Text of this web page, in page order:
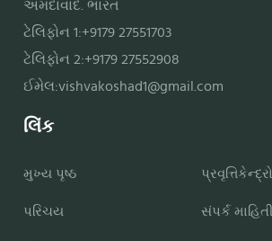
અમદાવાદ. ભારત
ટેલિફોન 1:+9179 27551703
ટેલિફોન 2:+9179 27552908
ઈમેલ:vishvakoshad1@gmail.com
લિંક
મુખ્ય પૃષ્ઠ
પરિચય
પ્રવૃત્તિકેન્દ્રો
સંપર્ક માહિતી